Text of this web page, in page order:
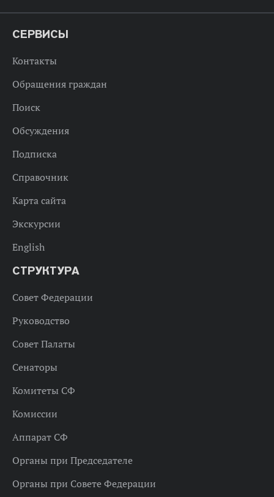
СЕРВИСЫ
Контакты
Обращения граждан
Поиск
Обсуждения
Подписка
Справочник
Карта сайта
Экскурсии
English
СТРУКТУРА
Совет Федерации
Руководство
Совет Палаты
Сенаторы
Комитеты СФ
Комиссии
Аппарат СФ
Органы при Председателе
Органы при Совете Федерации